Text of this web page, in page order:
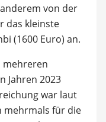
von der
das kleinste
(1600 Euro) an.
mehreren
Jahren 2023
war laut
mehrmals für die